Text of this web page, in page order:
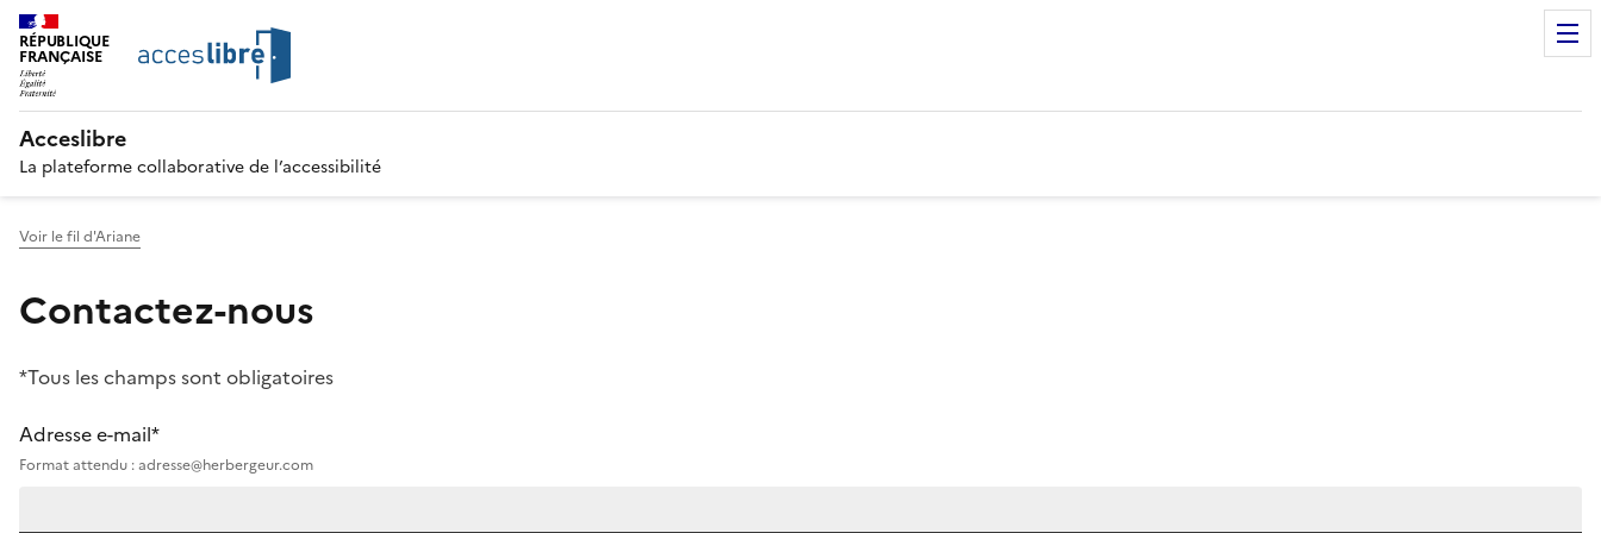
RÉPUBLIQUE
FRANÇAISE
Acceslibre
La plateforme collaborative de l’accessibilité
Voir le fil d'Ariane
Contactez-nous
*Tous les champs sont obligatoires
Adresse e-mail*
Format attendu : adresse@herbergeur.com